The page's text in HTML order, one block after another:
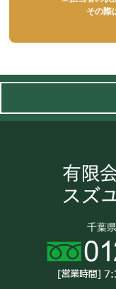
その際
千葉